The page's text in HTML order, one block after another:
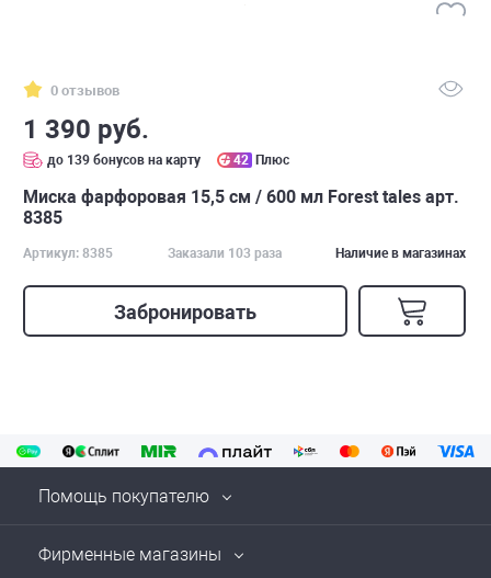
0 отзывов
1 390 руб.
до 139 бонусов на карту 42 Плюс
Миска фарфоровая 15,5 см / 600 мл Forest tales арт.
8385
Артикул: 8385 Заказали 103 раза Наличие в магазинах
Забронировать
Помощь покупателю
Фирменные магазины